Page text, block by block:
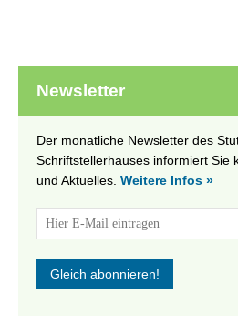
Newsletter
Der monatliche Newsletter des
Schriftstellerhauses informiert Sie
und Aktuelles. Weitere Infos »